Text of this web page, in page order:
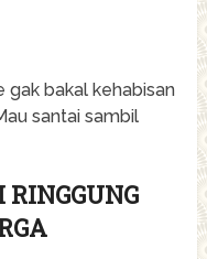
gak bakal kehabisan
santai sambil